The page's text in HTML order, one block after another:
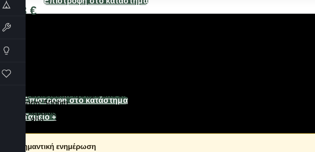
Επιστροφή στο κατάστημα
Ταμείο +
8,68€
Διαθέσιμο από 1-3 ημέρες
Χαρακτηριστικά:
Ζώνη: Διπλή ζώνη VHF/UHF.
Συχνότητα: 136-174/400-520MHz
Οπτική αντίσταση: Λιγότερο από 1.5
Αντίσταση: 50ohm
Μήκος κεραίας: 33cm
Βάρος: 80g
ℹ️ Σημαντική ενημέρωση